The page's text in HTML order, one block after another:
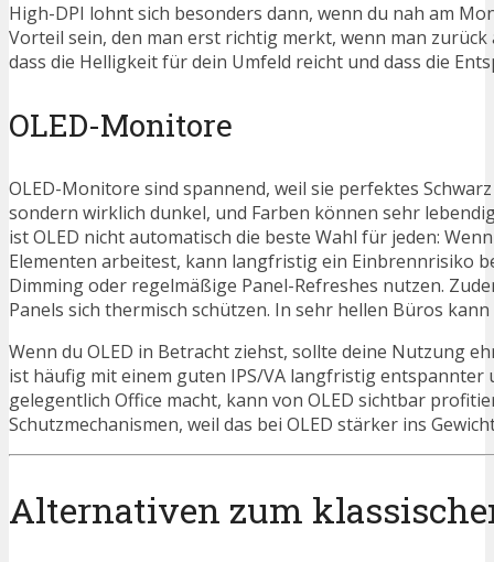
High-DPI lohnt sich besonders dann, wenn du nah am
Vorteil sein, den man erst richtig merkt, wenn man
dass die Helligkeit für dein Umfeld reicht und dass die
OLED-Monitore
OLED-Monitore sind spannend, weil sie perfektes
sondern wirklich dunkel, und Farben können sehr
ist OLED nicht automatisch die beste Wahl für jeden:
Elementen arbeitest, kann langfristig ein Einbrennrisiko
Dimming oder regelmäßige Panel-Refreshes nutzen.
Panels sich thermisch schützen. In sehr hellen Büros
Wenn du OLED in Betracht ziehst, sollte deine Nutzung
ist häufig mit einem guten IPS/VA langfristig
gelegentlich Office macht, kann von OLED sichtbar
Schutzmechanismen, weil das bei OLED stärker ins
Alternativen zum